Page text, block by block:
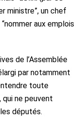
ministre”, un chef
aux emplois
de l’Assemblée
par notamment
toute
ne peuvent
députés.